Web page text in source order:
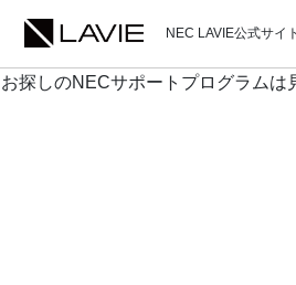
NEC LAVIE公式サイト
お探しのNECサポートプログラムは